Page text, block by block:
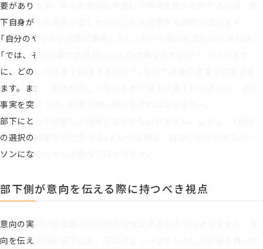
要があります。本人の意向を尊重して環境を整えたのであれば、部
下自身がその選択が正しかったことを証明する義務が生じます。
「自分のやりたい仕事に集中したい」という意向を汲むのであれば、
「では、その仕事で具体的にどんな成果を出すのか？」「いつまで
に、どのレベルまで到達するのか？」を部下自身の言葉で約束させ
ます。また、進捗が芳しくないときや甘えが見えたときには、その
事実を突きつけ、成果を問い続けなければなりません。
部下にとっては苦しい経験となるかもしれません。しかし、「自分
の選択の結果を引き受ける」という経験も、自律したビジネスパー
ソンになるために必要なプロセスです。
部下側が意向を伝える際に持つべき視点
意向の実現は管理職だけの努力で成立するものではありません。意
向を伝える側の部下にも、プロフェッショナルとしての振る舞いが